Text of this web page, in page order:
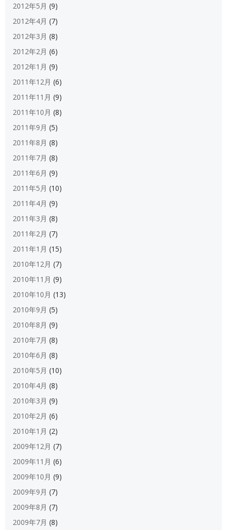
2012年5月 (9)
2012年4月 (7)
2012年3月 (8)
2012年2月 (6)
2012年1月 (9)
2011年12月 (6)
2011年11月 (9)
2011年10月 (8)
2011年9月 (5)
2011年8月 (8)
2011年7月 (8)
2011年6月 (9)
2011年5月 (10)
2011年4月 (9)
2011年3月 (8)
2011年2月 (7)
2011年1月 (15)
2010年12月 (7)
2010年11月 (9)
2010年10月 (13)
2010年9月 (5)
2010年8月 (9)
2010年7月 (8)
2010年6月 (8)
2010年5月 (10)
2010年4月 (8)
2010年3月 (9)
2010年2月 (6)
2010年1月 (2)
2009年12月 (7)
2009年11月 (6)
2009年10月 (9)
2009年9月 (7)
2009年8月 (7)
2009年7月 (8)